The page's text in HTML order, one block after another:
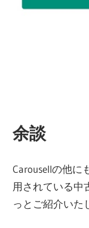
余談
Carousellの他に
用されている中
っとご紹介いた